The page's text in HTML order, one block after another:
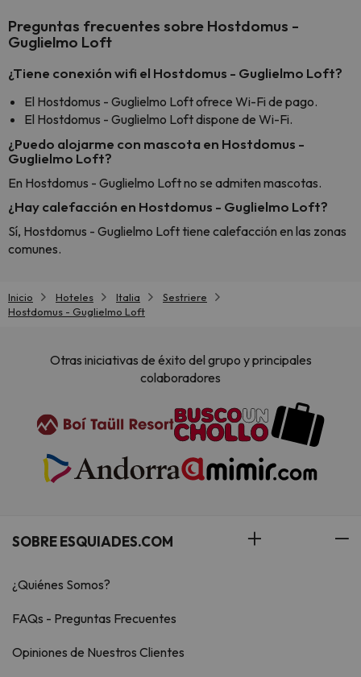
Preguntas frecuentes sobre Hostdomus -
Guglielmo Loft
¿Tiene conexión wifi el Hostdomus - Guglielmo Loft?
El Hostdomus - Guglielmo Loft ofrece Wi-Fi de pago.
El Hostdomus - Guglielmo Loft dispone de Wi-Fi.
¿Puedo alojarme con mascota en Hostdomus -
Guglielmo Loft?
En Hostdomus - Guglielmo Loft no se admiten mascotas.
¿Hay calefacción en Hostdomus - Guglielmo Loft?
Sí, Hostdomus - Guglielmo Loft tiene calefacción en las zonas
comunes.
Inicio Hoteles Italia
Sestriere
Hostdomus - Guglielmo Loft
Otras iniciativas de éxito del grupo y principales
colaboradores
SOBRE ESQUIADES.COM
¿Quiénes Somos?
FAQs - Preguntas Frecuentes
Opiniones de Nuestros Clientes